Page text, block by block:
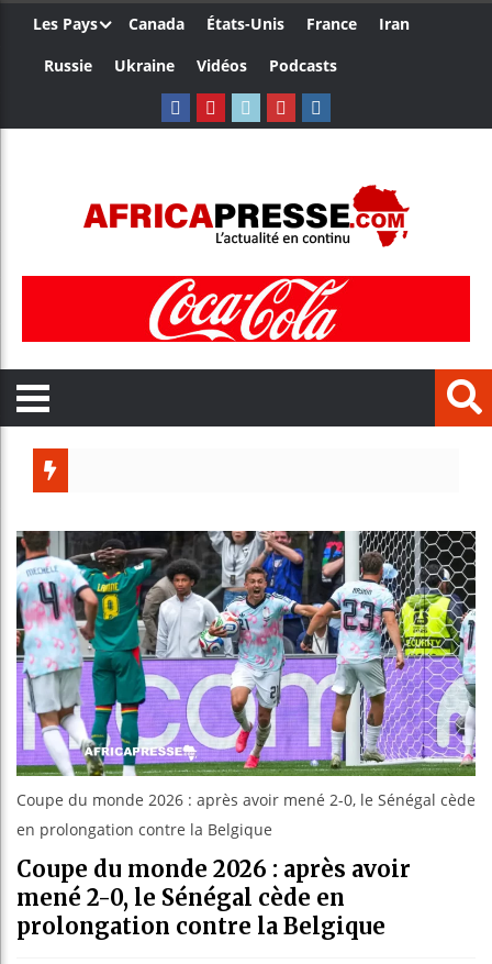
Les Pays Canada États-Unis France
Iran
Russie
Ukraine Vidéos Podcasts
Guinée :
Réforme
Bénin :
Coupe du monde 2026 : après avoir mené 2-0, le Sénégal cède
en prolongation contre la Belgique
Coupe du monde 2026 : après avoir
mené 2-0, le Sénégal cède en
prolongation contre la Belgique